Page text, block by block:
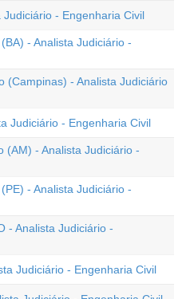
- Engenharia Civil
- Analista Judiciário -
(Campinas) - Analista Judiciário
Judiciário - Engenharia Civil
(AM) - Analista Judiciário -
- Analista Judiciário -
- Analista Judiciário -
Judiciário - Engenharia Civil